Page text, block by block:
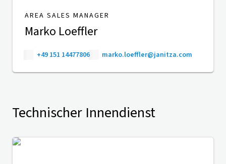
AREA SALES MANAGER
Marko Loeffler
+49 151 14477806 marko.loeffler@janitza.com
Technischer Innendienst